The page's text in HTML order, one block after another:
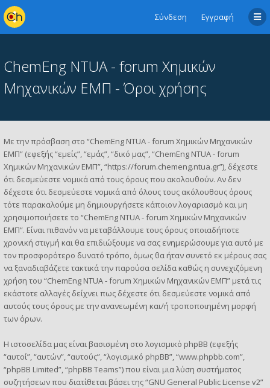
Σύνδεση Εγγραφή
ChemEng NTUA - forum Χημικών
Μηχανικών ΕΜΠ - Όροι χρήσης
Με την πρόσβαση στο “ChemEng NTUA - forum Χημικών Μηχανικών
ΕΜΠ” (εφεξής “εμείς”, “εμάς”, “δικό μας”, “ChemEng NTUA - forum
Χημικών Μηχανικών ΕΜΠ”, “https://forum.chemeng.ntua.gr”), δέχεστε
ότι δεσμεύεστε νομικά από τους όρους που ακολουθούν. Αν δεν
δέχεστε ότι δεσμεύεστε νομικά από όλους τους ακόλουθους όρους
τότε παρακαλούμε μη δημιουργήσετε κάποιον λογαριασμό και μη
χρησιμοποιήσετε το “ChemEng NTUA - forum Χημικών Μηχανικών
ΕΜΠ”. Είναι πιθανόν να μεταβάλλουμε τους όρους οποιαδήποτε
χρονική στιγμή και θα επιδιώξουμε να σας ενημερώσουμε για αυτό με
τον προσφορότερο δυνατό τρόπο, όμως θα ήταν συνετό εκ μέρους σας
να ξαναδιαβάζετε τακτικά την παρούσα σελίδα καθώς η συνεχιζόμενη
χρήση του “ChemEng NTUA - forum Χημικών Μηχανικών ΕΜΠ” μετά τις
εκάστοτε αλλαγές δείχνει πως δέχεστε ότι δεσμεύεστε νομικά από
αυτούς τους όρους με την ανανεωμένη και/ή τροποποιημένη μορφή
των όρων.
Η ιστοσελίδα μας είναι βασισμένη στο λογισμικό phpBB (εφεξής
“αυτοί”, “αυτών”, “αυτούς”, “λογισμικό phpBB”, “www.phpbb.com”,
“phpBB Limited”, “phpBB Teams”) που είναι μια λύση συστήματος
συζητήσεων που διατίθεται βάσει της “GNU General Public License v2”